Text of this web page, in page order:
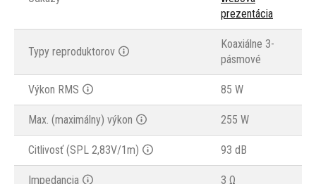
prezentácia
Typy reproduktorov
Koaxiálne 3-
pásmové
Výkon RMS 85 W
Max. (maximálny) výkon 255 W
Citlivosť (SPL 2,83V/1m) 93 dB
Impedancia 3 Ω